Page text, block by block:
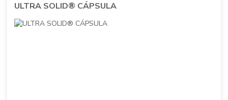
ULTRA SOLID® CÁPSULA